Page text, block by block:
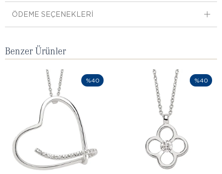
ÖDEME SEÇENEKLERI
Benzer Ürünler
%40 %40